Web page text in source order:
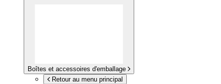
Boîtes et accessoires d'emballage
Retour au menu principal